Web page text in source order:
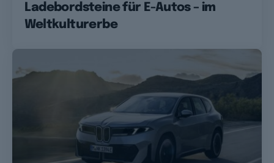
Ladebordsteine für E-Autos – im
Weltkulturerbe